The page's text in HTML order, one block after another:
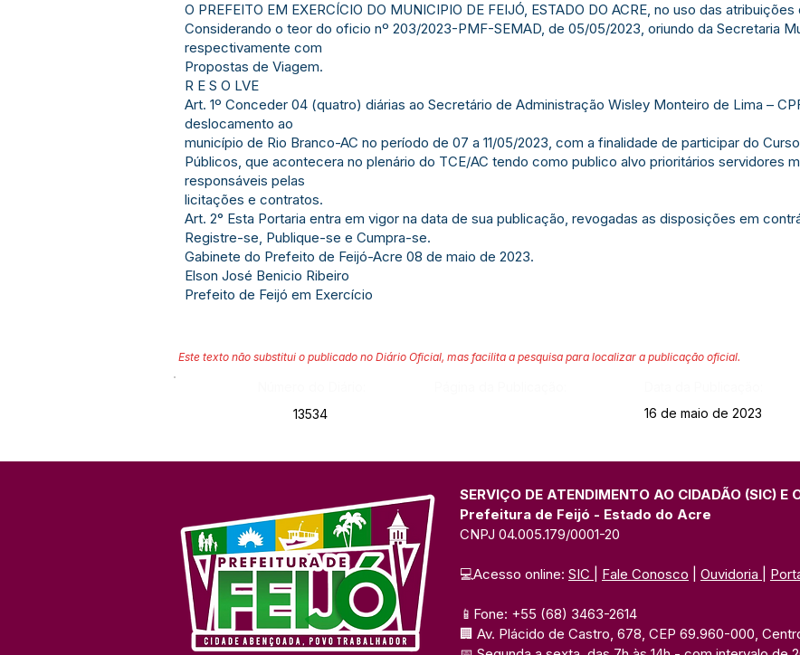
O PREFEITO EM EXERCÍCIO DO MUNICIPIO DE FEIJÓ, ESTADO DO ACRE, no uso das
Considerando o teor do oficio nº 203/2023-PMF-SEMAD, de 05/05/2023, oriundo da Secretaria
respectivamente com
Propostas de Viagem.
R E S O LVE
Art. 1º Conceder 04 (quatro) diárias ao Secretário de Administração Wisley Monteiro de Lima –
deslocamento ao
município de Rio Branco-AC no período de 07 a 11/05/2023, com a finalidade de participar do
Públicos, que acontecera no plenário do TCE/AC tendo como publico alvo prioritários servidores
responsáveis pelas
licitações e contratos.
Art. 2° Esta Portaria entra em vigor na data de sua publicação, revogadas as disposições em
Registre-se, Publique-se e Cumpra-se.
Gabinete do Prefeito de Feijó-Acre 08 de maio de 2023.
Elson José Benicio Ribeiro
Prefeito de Feijó em Exercício
Este texto não substitui o publicado no Diário Oficial, mas facilita a pesquisa para localizar a publicação oficial.
13534
16 de maio de 2023
SERVIÇO DE ATENDIMENTO AO CIDADÃO (SIC) E
Prefeitura de Feijó - Estado do Acre
CNPJ 04.005.179/0001-20
💻Acesso online: SIC Fale Conosco Ouvidoria
📱Fone: +55 (68) 3463-2614
🏢 Av. Plácido de Castro, 678, CEP 69.960-000,